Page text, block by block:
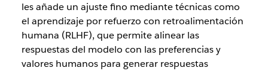
les añade un ajuste fino mediante técnicas como
el aprendizaje por refuerzo con retroalimentación
humana (RLHF), que permite alinear las
respuestas del modelo con las preferencias y
valores humanos para generar respuestas